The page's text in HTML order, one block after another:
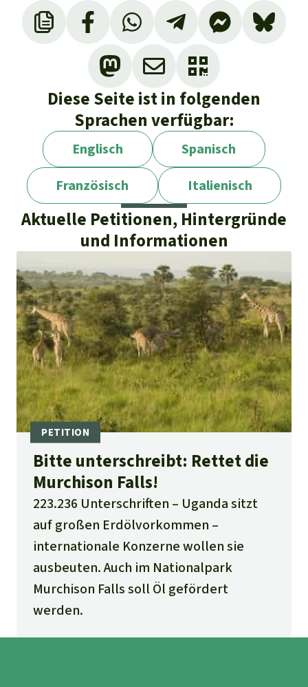
Diese Seite ist in folgenden
Sprachen verfügbar:
Englisch
Spanisch
Französisch
Italienisch
Aktuelle Petitionen, Hintergründe
und Informationen
Bitte unterschreibt: Rettet die
Murchison Falls!
223.236 Unterschriften
Uganda sitzt
auf großen Erdölvorkommen –
internationale Konzerne wollen sie
ausbeuten. Auch im Nationalpark
Murchison Falls soll Öl gefördert
werden.